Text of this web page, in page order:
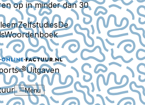
op in minder dan 30
ZelfstudiesDe
Woordenboek
Uitgaven
Menu